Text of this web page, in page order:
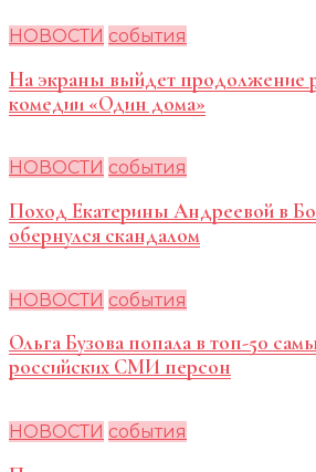
НОВОСТИ события
На экраны выйдет продолжение
комедии «Один дома»
НОВОСТИ события
Поход Екатерины Андреевой в
обернулся скандалом
НОВОСТИ события
Ольга Бузова попала в топ-50
российских СМИ персон
НОВОСТИ события